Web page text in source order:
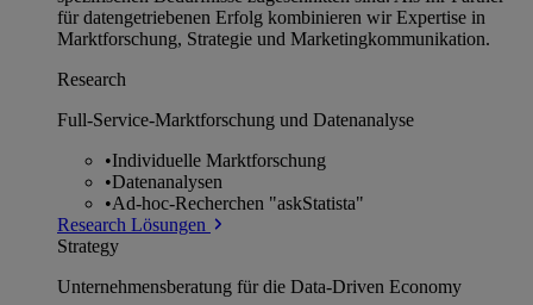
für datengetriebenen Erfolg kombinieren wir Expertise in
Marktforschung, Strategie und Marketingkommunikation.
Research
Full-Service-Marktforschung und Datenanalyse
•Individuelle Marktforschung
•Datenanalysen
•Ad-hoc-Recherchen "askStatista"
Research Lösungen
Strategy
Unternehmens­beratung für die Data-Driven Economy